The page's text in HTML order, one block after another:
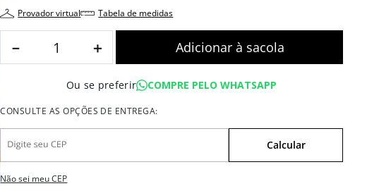
provador virtual tabela de medidas
＋
－
Ou se preferir COMPRE PELO WHATSAPP
Não sei meu CEP